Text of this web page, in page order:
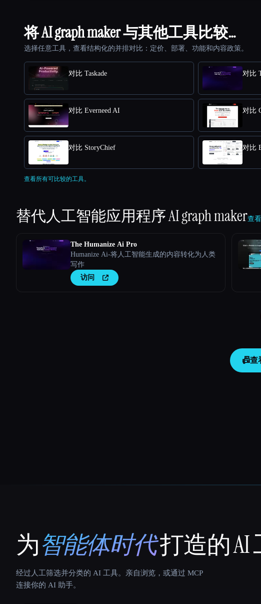
将 AI graph maker 与其他工具比较…
选择任意工具，查看结构化的并排对比：定价、部署、功能和内容政策。
对比 Taskade 对比
对比 Everneed AI 对比
对比 StoryChief 对比
查看所有可比较的工具。
替代人工智能应用程序AI graph maker查
The Humanize Ai Pro
Humanize Ai-将人工智能生成的内容转化为人类
写作
访问
📠查
That AI Collection
为智能体时代打造的 AI
经过人工筛选并分类的 AI 工具。亲自浏览，或通过 MCP
连接你的 AI 助手。